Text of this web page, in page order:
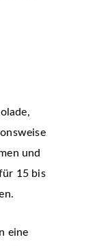
und
15 bis
eine